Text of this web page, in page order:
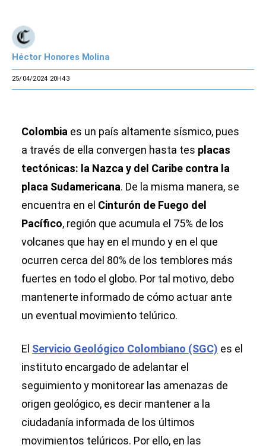
Héctor Honores Molina
25/04/2024 20H43
Colombia es un país altamente sísmico, pues
a través de ella convergen hasta tes placas
tectónicas: la Nazca y del Caribe contra la
placa Sudamericana. De la misma manera, se
encuentra en el Cinturón de Fuego del
Pacífico, región que acumula el 75% de los
volcanes que hay en el mundo y en el que
ocurren cerca del 80% de los temblores más
fuertes en todo el globo. Por tal motivo, debo
mantenerte informado de cómo actuar ante
un eventual movimiento telúrico.
El Servicio Geológico Colombiano (SGC) es el
instituto encargado de adelantar el
seguimiento y monitorear las amenazas de
origen geológico, es decir mantener a la
ciudadanía informada de los últimos
movimientos telúricos. Por ello, en las